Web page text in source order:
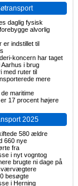
daglig fysisk
alvorlig
er indstillet til
koncern har taget
i brug
med ruter til
mere
maritime
17 procent højere
2025
580 ældre
660 nye
fra
i nyt vogntog
brugte ni dage på
besøgte
i Herning